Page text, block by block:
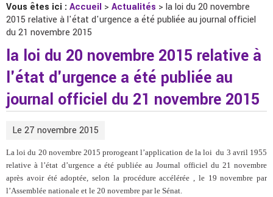
Vous êtes ici : Accueil > Actualités > la loi du 20 novembre
2015 relative à l'état d'urgence a été publiée au journal officiel
du 21 novembre 2015
la loi du 20 novembre 2015 relative à
l'état d'urgence a été publiée au
journal officiel du 21 novembre 2015
Le 27 novembre 2015
La loi du 20 novembre 2015 prorogeant l’application de la loi du 3 avril 1955
relative à l’état d’urgence a été publiée au Journal officiel du 21 novembre
après avoir été adoptée, selon la procédure accélérée , le 19 novembre par
l’Assemblée nationale et le 20 novembre par le Sénat.